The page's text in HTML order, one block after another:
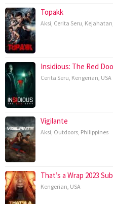
Topakk
Aksi, Cerita Seru, Kejahatan,
Insidious: The Red
Cerita Seru, Kengerian, USA
Vigilante
Aksi, Outdoors, Philippines
That’s a Wrap 2023
Kengerian, USA